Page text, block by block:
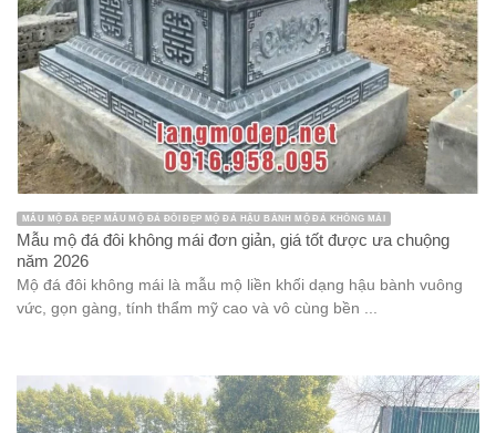
MẪU MỘ ĐÁ ĐẸP MẪU MỘ ĐÁ ĐÔI ĐẸP MỘ ĐÁ HẬU BÀNH MỘ ĐÁ KHÔNG MÁI
Mẫu mộ đá đôi không mái đơn giản, giá tốt được ưa chuộng
năm 2026
Mộ đá đôi không mái là mẫu mộ liền khối dạng hậu bành vuông
vức, gọn gàng, tính thẩm mỹ cao và vô cùng bền ...